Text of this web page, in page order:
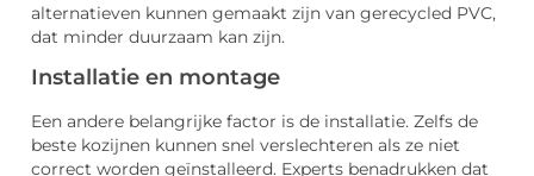
alternatieven kunnen gemaakt zijn van gerecycled PVC,
dat minder duurzaam kan zijn.
Installatie en montage
Een andere belangrijke factor is de installatie. Zelfs de
beste kozijnen kunnen snel verslechteren als ze niet
correct worden geïnstalleerd. Experts benadrukken dat